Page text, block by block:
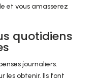
et vous amasserez
quotidiens
journaliers.
les obtenir. Ils font